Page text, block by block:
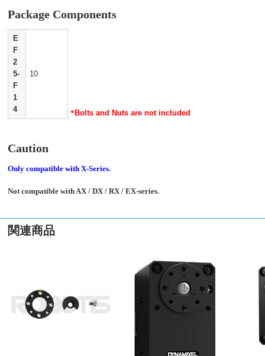
Package Components
E
F
2
5-
F
1
4
10
*Bolts and Nuts are not included
Caution
Only compatible with X-Series.
Not compatible with AX / DX / RX / EX-series.
関連商品